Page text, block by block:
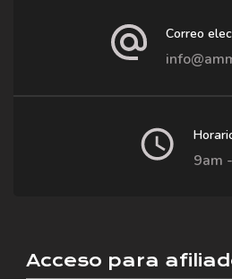
Correo
9am
Acceso para